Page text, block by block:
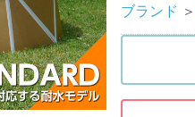
ブランド ＞